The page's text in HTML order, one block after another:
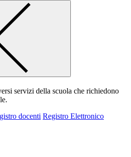
servizi della scuola che richiedono
docenti Registro Elettronico